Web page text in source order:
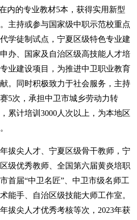
内的专业教材5本，获得实用新型
主持或参与国家级中职示范校重点
学徒制试点，宁夏区级特色专业建
办、国家及自治区级高技能人才培
业建设项目，为推进中卫职业教育
。同时积极致力于社会服务，主持
5次，承担中卫市城乡劳动力转
累计培训3000人次以上，为本地区
拔尖人才、宁夏区级骨干教师，宁
级优秀教师、全国第六届黄炎培职
首届“中卫名匠”、中卫市级名师工
能手、自治区级技能大师工作室。
拔尖人才优秀考核等次，2023年获